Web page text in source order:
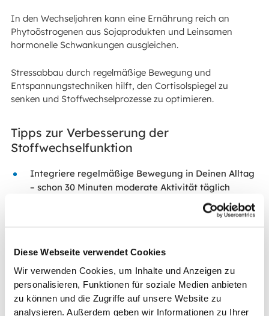
Diese Webseite verwendet Cookies
Wir verwenden Cookies, um Inhalte und Anzeigen zu
personalisieren, Funktionen für soziale Medien anbieten
zu können und die Zugriffe auf unsere Website zu
analysieren. Außerdem geben wir Informationen zu Ihrer
In den Wechseljahren kann eine Ernährung reich an
Phytoöstrogenen aus Sojaprodukten und Leinsamen
hormonelle Schwankungen ausgleichen.
Stressabbau durch regelmäßige Bewegung und
Entspannungstechniken hilft, den Cortisolspiegel zu
senken und Stoffwechselprozesse zu optimieren.
Tipps zur Verbesserung der
Stoffwechselfunktion
Integriere regelmäßige Bewegung in Deinen Alltag
– schon 30 Minuten moderate Aktivität täglich
, mindestens 1,5-2 Liter
unterstützen.
Achte auf ausreichend Schlaf, da
Schlafmangel
Stoffwechsel verlangsamen und zu Heißhunger
führen kann.
Vermeide stark verarbeitete Lebensmittel und